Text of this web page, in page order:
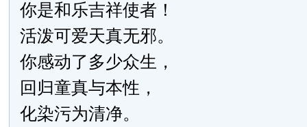
你是和乐吉祥使者！
活泼可爱天真无邪。
你感动了多少众生，
回归童真与本性，
化染污为清净。